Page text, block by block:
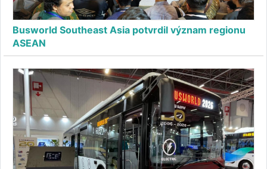
Busworld Southeast Asia potvrdil význam regionu
ASEAN